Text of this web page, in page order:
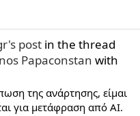
post in the thread
Papaconstan with
της ανάρτησης, είμαι
για μετάφραση από AI.